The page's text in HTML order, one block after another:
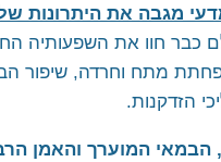
מגבה את היתרונות
כבר חוו את השפעותיה
מתח וחרדה, שיפור
הזדקנות.
, הבמאי המוערך והאמן